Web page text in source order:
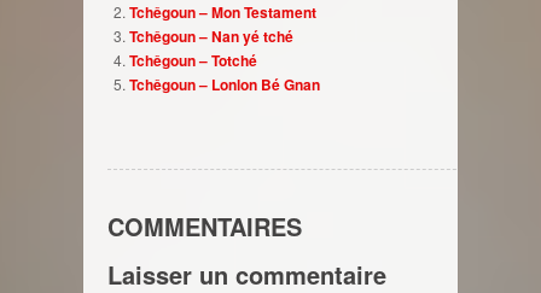
Tchêgoun – Mon Testament
Tchêgoun – Nan yé tché
Tchêgoun – Totché
Tchêgoun – Lonlon Bé Gnan
COMMENTAIRES
Laisser un commentaire